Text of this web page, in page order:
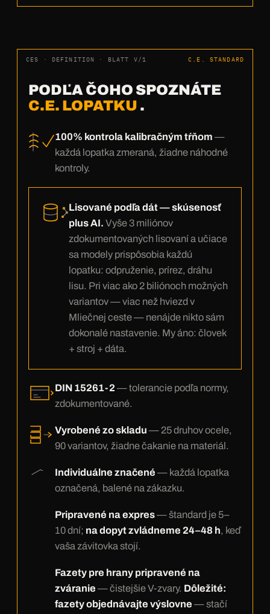
CES · DEFINITION · BLATT V/1 C.E. STANDARD
PODĽA ČOHO SPOZNÁTE
C.E. LOPATKU .
100% kontrola kalibračným tŕňom —
každá lopatka zmeraná, žiadne náhodné
kontroly.
Lisované podľa dát — skúsenosť
plus AI. Vyše 3 miliónov
zdokumentovaných lisovaní a učiace
sa modely prispôsobia každú
lopatku: odpruženie, prírez, dráhu
lisu. Pri viac ako 2 biliónoch možných
variantov — viac než hviezd v
Mliečnej ceste — nenájde nikto sám
dokonalé nastavenie. My áno: človek
+ stroj + dáta.
DIN 15261-2 — tolerancie podľa normy,
zdokumentované.
Vyrobené zo skladu — 25 druhov ocele,
90 variantov, žiadne čakanie na materiál.
Individuálne značené — každá lopatka
označená, balené na zákazku.
Pripravené na expres— štandard je 5–
10 dní; na dopyt zvládneme 24–48 h, keď
vaša závitovka stojí.
Fazety pre hrany pripravené na
zváranie — čistejšie V-zvary. Dôležité:
fazety objednávajte výslovne — stačí